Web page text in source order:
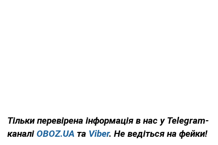
Тільки перевірена інформація в нас у Telegram-
каналі OBOZ.UA та Viber. Не ведіться на фейки!